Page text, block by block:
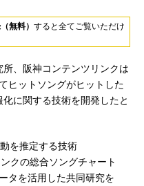
無料） すると全てご覧いただけ
、阪神コンテンツリンクは
ヒットソングがヒットした
に関する技術を開発したと
を推定する技術
クの総合ソングチャート
タを活用した共同研究を